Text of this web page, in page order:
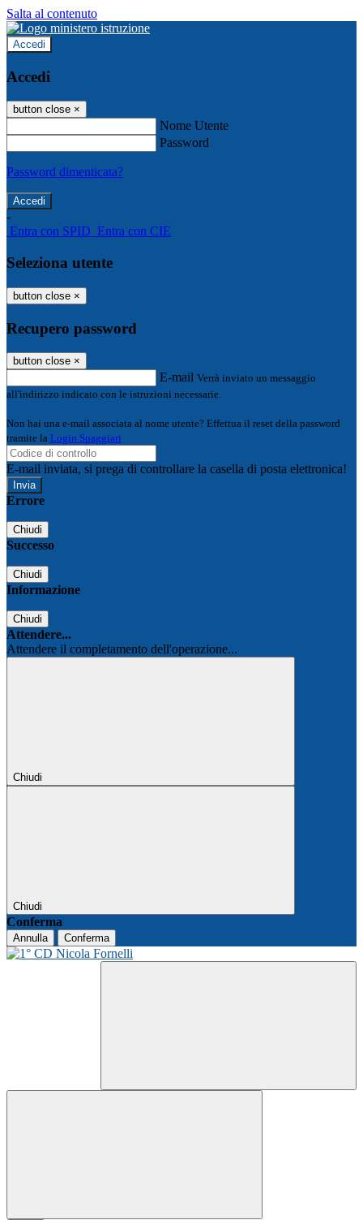
Salta al contenuto
Accedi
Accedi
button close ×
Nome Utente
Password
Password dimenticata?
-
Entra con SPID Entra con CIE
Seleziona utente
button close ×
Recupero password
button close ×
E-mail Verrà inviato un messaggio
all'indirizzo indicato con le istruzioni necessarie.
Non hai una e-mail associata al nome utente? Effettua il reset della password
tramite la Login Spaggiari
E-mail inviata, si prega di controllare la casella di posta elettronica!
Errore
Chiudi
Successo
Chiudi
Informazione
Chiudi
Attendere...
Attendere il completamento dell'operazione...
Chiudi
Chiudi
Conferma
Annulla Conferma